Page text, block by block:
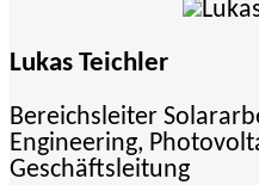
Lukas Teichler
Bereichsleiter
Engineering,
Geschäftsleitung